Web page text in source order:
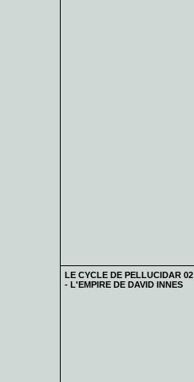
LE CYCLE DE PELLUCIDAR 02
- L'EMPIRE DE DAVID INNES